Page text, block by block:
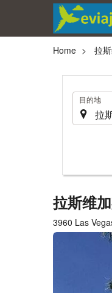
Home 拉
. 目的地
拉斯维
3960 Las